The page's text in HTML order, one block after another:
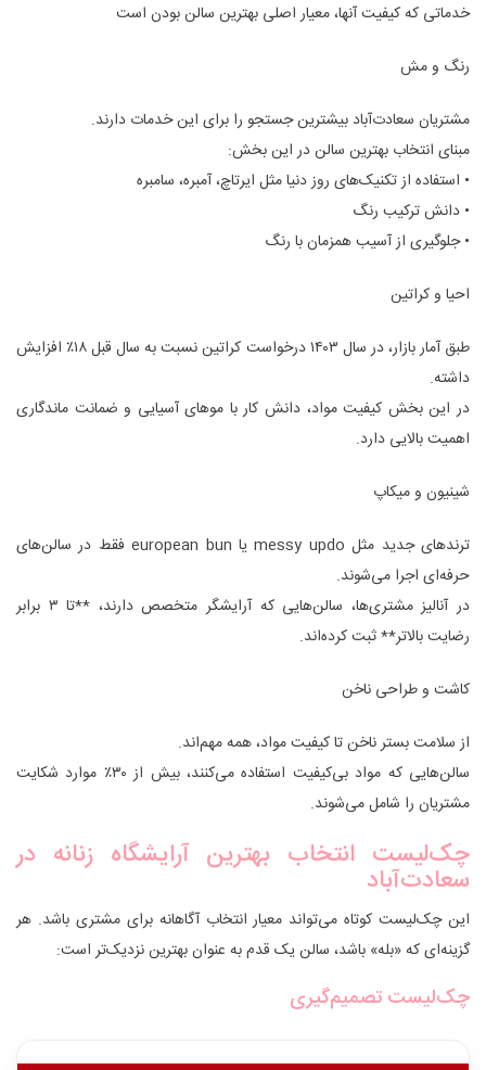
خدماتی که کیفیت آنها، معیار اصلی بهترین سالن بودن است
رنگ و مش
مشتریان سعادت‌آباد بیشترین جستجو را برای این خدمات دارند.
مبنای انتخاب بهترین سالن در این بخش:
• استفاده از تکنیک‌های روز دنیا مثل ایرتاچ، آمبره، سامبره
• دانش ترکیب رنگ
• جلوگیری از آسیب همزمان با رنگ
احیا و کراتین
طبق آمار بازار، در سال ۱۴۰۳ درخواست کراتین نسبت به سال قبل ۱۸٪ افزایش
داشته.
در این بخش کیفیت مواد، دانش کار با موهای آسیایی و ضمانت ماندگاری
اهمیت بالایی دارد.
شینیون و میکاپ
ترندهای جدید مثل messy updo یا european bun فقط در سالن‌های
حرفه‌ای اجرا می‌شوند.
در آنالیز مشتری‌ها، سالن‌هایی که آرایشگر متخصص دارند، **تا ۳ برابر
رضایت بالاتر** ثبت کرده‌اند.
کاشت و طراحی ناخن
از سلامت بستر ناخن تا کیفیت مواد، همه مهم‌اند.
سالن‌هایی که مواد بی‌کیفیت استفاده می‌کنند، بیش از ۳۰٪ موارد شکایت
مشتریان را شامل می‌شوند.
چک‌لیست انتخاب بهترین آرایشگاه زنانه در
سعادت‌آباد
این چک‌لیست کوتاه می‌تواند معیار انتخاب آگاهانه برای مشتری باشد. هر
گزینه‌ای که «بله» باشد، سالن یک قدم به عنوان بهترین نزدیک‌تر است:
چک‌لیست تصمیم‌گیری